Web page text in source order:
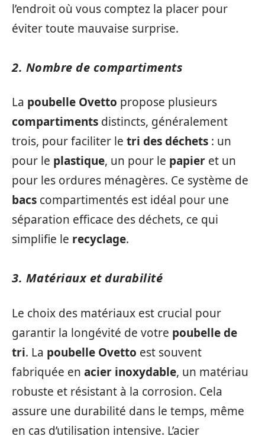
l’endroit où vous comptez la placer pour
éviter toute mauvaise surprise.
2. Nombre de compartiments
La poubelle Ovetto propose plusieurs
compartiments distincts, généralement
trois, pour faciliter le tri des déchets : un
pour le plastique, un pour le papier et un
pour les ordures ménagères. Ce système de
bacs compartimentés est idéal pour une
séparation efficace des déchets, ce qui
simplifie le recyclage.
3. Matériaux et durabilité
Le choix des matériaux est crucial pour
garantir la longévité de votre poubelle de
tri. La poubelle Ovetto est souvent
fabriquée en acier inoxydable, un matériau
robuste et résistant à la corrosion. Cela
assure une durabilité dans le temps, même
en cas d’utilisation intensive. L’acier